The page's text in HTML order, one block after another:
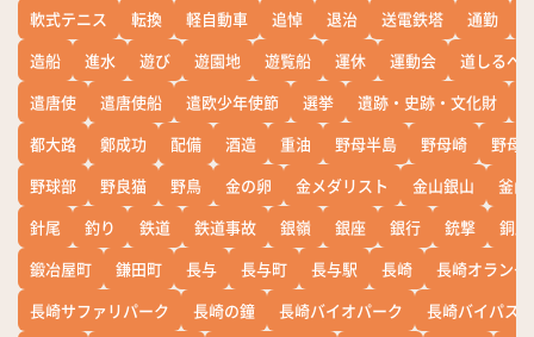
軟式テニス
転換 軽自動車 追悼 退治 送電鉄塔 通勤
造船
進水 遊び 遊園地 遊覧船 運休 運動会
道しるべ
遣唐使
遣唐使船 遣欧少年使節 選挙 遺跡・史跡・文化財
都大路
鄭成功 配備 酒造 重油 野母半島 野母崎
野母
野球部
野良猫 野鳥 金の卵 金メダリスト 金山銀山
釜山
針尾
釣り 鉄道 鉄道事故 銀嶺 銀座 銀行 銃撃
銅座
鍛冶屋町
鎌田町 長与 長与町 長与駅 長崎
長崎オランダ
長崎サファリパーク
長崎の鐘 長崎バイオパーク
長崎バイパス